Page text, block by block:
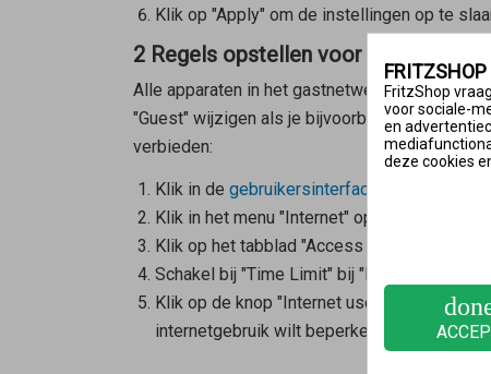
Klik op "Apply" om de instellingen op te
2 Regels opstellen voor
Alle apparaten in het gastnetwerk zijn
"Guest" wijzigen als je bijvoorbeeld het
verbieden:
Klik in de gebruikersinterface van de
Klik in het menu "Internet" op "Filter".
Klik op het tabblad "Access Profiles" en
Schakel bij "Time Limit" bij "Period" de optie
Klik op de knop "Internet use blocked" en
internetgebruik wilt beperken.
FritzShop
voor sociale-
en
deze cookies